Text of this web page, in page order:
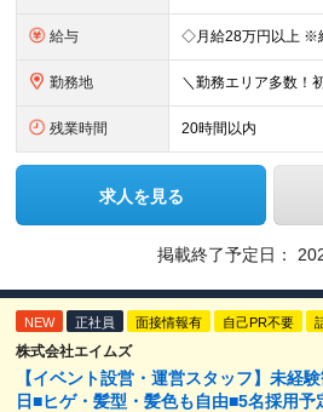
給与
勤務地
残業時間 20時間以内
求人を見る
掲載終了予定日：
NEW 正社員 面接情報有 自己PR不要
株式会社エイムズ
【イベント設営・運営スタッフ】未経
日■ヒゲ・髪型・髪色も自由■5名採用予